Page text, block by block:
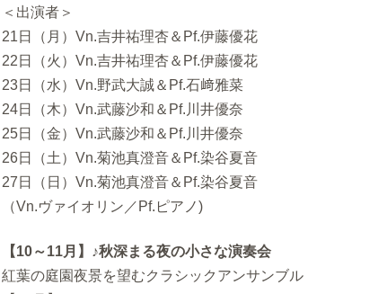
＜出演者＞
21日（月）Vn.吉井祐理杏＆Pf.伊藤優花
22日（火）Vn.吉井祐理杏＆Pf.伊藤優花
23日（水）Vn.野武大誠＆Pf.石﨑雅菜
24日（木）Vn.武藤沙和＆Pf.川井優奈
25日（金）Vn.武藤沙和＆Pf.川井優奈
26日（土）Vn.菊池真澄音＆Pf.染谷夏音
27日（日）Vn.菊池真澄音＆Pf.染谷夏音
（Vn.ヴァイオリン／Pf.ピアノ)
【10～11月】♪秋深まる夜の小さな演奏会
紅葉の庭園夜景を望むクラシックアンサンブル